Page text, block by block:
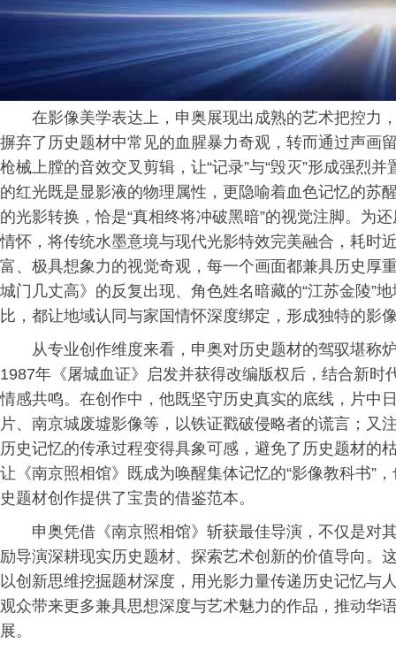
在影像美学表达上，申奥展现出成熟的艺术把控力
摒弃了历史题材中常见的血腥暴力奇观，转而通过声画
枪械上膛的音效交叉剪辑，让“记录”与“毁灭”形成强烈
的红光既是显影液的物理属性，更隐喻着血色记忆的苏
的光影转换，恰是“真相终将冲破黑暗”的视觉注脚。为
情怀，将传统水墨意境与现代光影特效完美融合，耗时
富、极具想象力的视觉奇观，每一个画面都兼具历史厚
城门几丈高》的反复出现、角色姓名暗藏的“江苏金陵”
比，都让地域认同与家国情怀深度绑定，形成独特的影
从专业创作维度来看，申奥对历史题材的驾驭堪称
1987年《屠城血证》启发并获得改编版权后，结合新
情感共鸣。在创作中，他既坚守历史真实的底线，片中
片、南京城废墟影像等，以铁证戳破侵略者的谎言；又
历史记忆的传承过程变得具象可感，避免了历史题材的
让《南京照相馆》既成为唤醒集体记忆的“影像教科书”
史题材创作提供了宝贵的借鉴范本。
申奥凭借《南京照相馆》斩获最佳导演，不仅是对
励导演深耕现实历史题材、探索艺术创新的价值导向。
以创新思维挖掘题材深度，用光影力量传递历史记忆与
观众带来更多兼具思想深度与艺术魅力的作品，推动华
展。